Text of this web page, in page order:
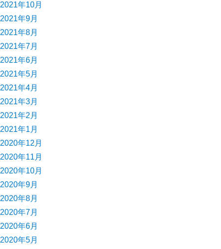
2021年10月
2021年9月
2021年8月
2021年7月
2021年6月
2021年5月
2021年4月
2021年3月
2021年2月
2021年1月
2020年12月
2020年11月
2020年10月
2020年9月
2020年8月
2020年7月
2020年6月
2020年5月